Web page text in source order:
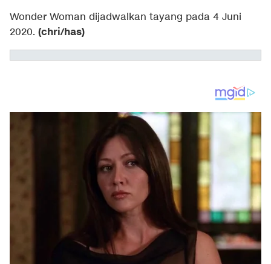
Wonder Woman dijadwalkan tayang pada 4 Juni
2020. (chri/has)